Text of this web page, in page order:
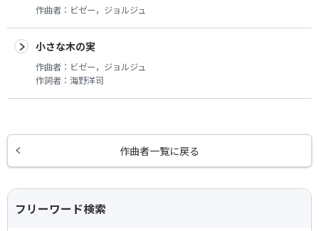
作曲者： ビゼー，ジョルジュ
小さな木の実
作曲者： ビゼー，ジョルジュ
作詞者： 海野洋司
作曲者一覧に戻る
フリーワード検索